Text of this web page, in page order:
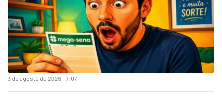
3 de agosto de 2026 - 7:07